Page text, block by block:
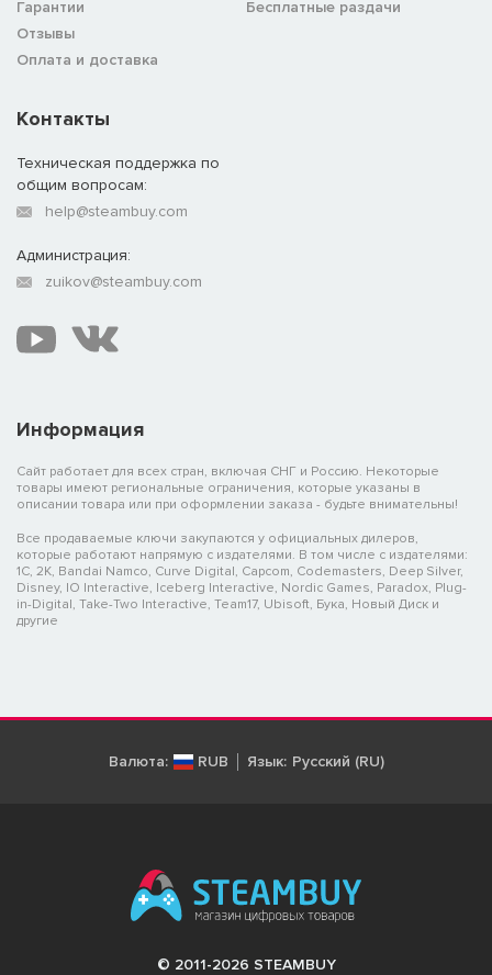
Гарантии
Отзывы
Оплата и доставка
Бесплатные раздачи
Информация
Сайт работает для всех стран, включая СНГ и Россию. Некоторые
товары имеют региональные ограничения, которые указаны в
описании товара или при оформлении заказа - будьте внимательны!
Все продаваемые ключи закупаются у официальных дилеров,
которые работают напрямую с издателями. В том числе с издателями:
1C, 2K, Bandai Namco, Curve Digital, Capcom, Codemasters, Deep Silver,
Disney, IO Interactive, Iceberg Interactive, Nordic Games, Paradox, Plug-
in-Digital, Take-Two Interactive, Team17, Ubisoft, Бука, Новый Диск и
другие
Контакты
Техническая поддержка по
общим вопросам:
help@steambuy.com
Администрация:
zuikov@steambuy.com
Валюта: RUB Язык: Русский (RU)
© 2011-2026 STEAMBUY